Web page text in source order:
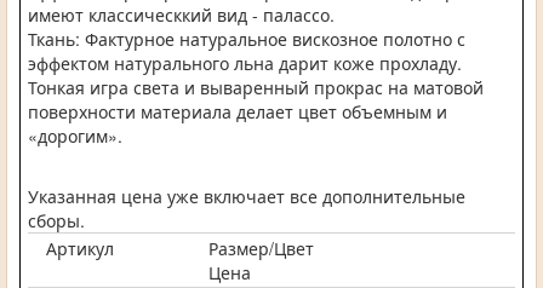
имеют классическкий вид - палассо.
Ткань: Фактурное натуральное вискозное полотно с
эффектом натурального льна дарит коже прохладу.
Тонкая игра света и вываренный прокрас на матовой
поверхности материала делает цвет объемным и
«дорогим».
Указанная цена уже включает все дополнительные
сборы.
Артикул
Размер/Цвет
Цена